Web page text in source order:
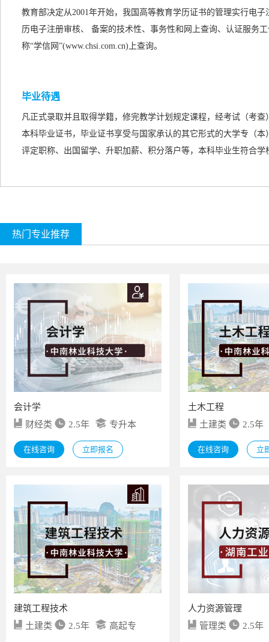
教育部决定从2001年开始，我国高等教育学历证书的管理实行电
历电子注册审核、 备案的技术性、事务性和网上查询、认证服务
称“学信网”(www.chsi.com.cn)上查询。
毕业待遇
凡正式录取并且取得学籍，修完教学计划规定课程，经考试（考
本科毕业证书，毕业证书享受与国家承认的其它形式的大学专（本
评定职称、出国留学、升职加薪、积分落户等，本科毕业生符合
热门专业推荐
会计学
财经类
2.5年 专升本
在线咨询 立即报名
土木工程
土建类
2.5年
在线咨询 立
建筑工程技术
土建类
2.5年 高起专
人力资源管理
管理类
2.5年